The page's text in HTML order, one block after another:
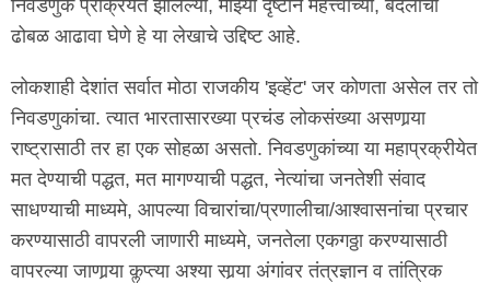
निवडणुक प्रक्रियेत झालेल्या, माझ्या दृष्टीने महत्त्वाच्या, बदलांचा
ढोबळ आढावा घेणे हे या लेखाचे उद्दिष्ट आहे.
लोकशाही देशांत सर्वात मोठा राजकीय 'इव्हेंट' जर कोणता असेल तर तो
निवडणुकांचा. त्यात भारतासारख्या प्रचंड लोकसंख्या असणार्‍या
राष्ट्रासाठी तर हा एक सोहळा असतो. निवडणुकांच्या या महाप्रक्रीयेत
मत देण्याची पद्धत, मत मागण्याची पद्धत, नेत्यांचा जनतेशी संवाद
साधण्याची माध्यमे, आपल्या विचारांचा/प्रणालीचा/आश्वासनांचा प्रचार
करण्यासाठी वापरली जाणारी माध्यमे, जनतेला एकगठ्ठा करण्यासाठी
वापरल्या जाणार्‍या कॢप्त्या अश्या सार्‍या अंगांवर तंत्रज्ञान व तांत्रिक